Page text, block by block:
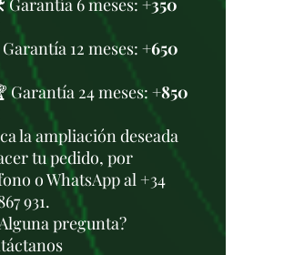
6 meses: +350
Garantía 12 meses: +650
Garantía 24 meses: +850
la ampliación deseada
tu pedido, por
o WhatsApp al +34
931.
pregunta?